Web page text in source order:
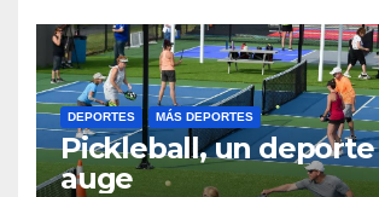
DEPORTES MÁS DEPORTES
Pickleball, un
auge